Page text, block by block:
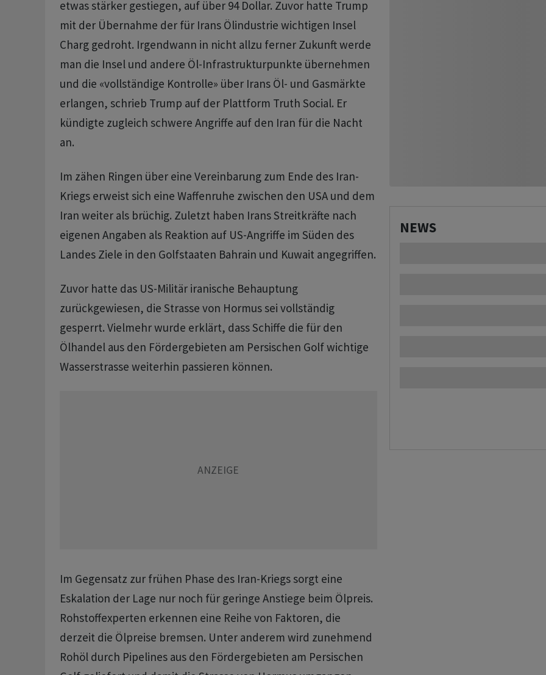
etwas stärker gestiegen, auf über 94 Dollar. Zuvor hatte Trump
mit der Übernahme der für Irans Ölindustrie wichtigen Insel
Charg gedroht. Irgendwann in nicht allzu ferner Zukunft werde
man die Insel und andere Öl-Infrastrukturpunkte übernehmen
und die «vollständige Kontrolle» über Irans Öl- und Gasmärkte
erlangen, schrieb Trump auf der Plattform Truth Social. Er
kündigte zugleich schwere Angriffe auf den Iran für die Nacht
an.
Im zähen Ringen über eine Vereinbarung zum Ende des Iran-
Kriegs erweist sich eine Waffenruhe zwischen den USA und dem
Iran weiter als brüchig. Zuletzt haben Irans Streitkräfte nach
eigenen Angaben als Reaktion auf US-Angriffe im Süden des
Landes Ziele in den Golfstaaten Bahrain und Kuwait angegriffen.
Zuvor hatte das US-Militär iranische Behauptung
zurückgewiesen, die Strasse von Hormus sei vollständig
gesperrt. Vielmehr wurde erklärt, dass Schiffe die für den
Ölhandel aus den Fördergebieten am Persischen Golf wichtige
Wasserstrasse weiterhin passieren können.
Im Gegensatz zur frühen Phase des Iran-Kriegs sorgt eine
Eskalation der Lage nur noch für geringe Anstiege beim Ölpreis.
Rohstoffexperten erkennen eine Reihe von Faktoren, die
derzeit die Ölpreise bremsen. Unter anderem wird zunehmend
Rohöl durch Pipelines aus den Fördergebieten am Persischen
NEWS